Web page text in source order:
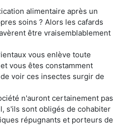
alimentaire après un
soins ? Alors les cafards
être vraisemblablement
vous enlève toute
vous êtes constamment
voir ces insectes surgir de
n'auront certainement pas
s'ils sont obligés de cohabiter
répugnants et porteurs de